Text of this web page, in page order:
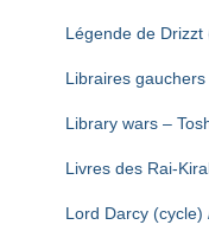
Légende de Drizzt
Libraires
Library wars –
Livres des Rai-
Lord Darcy